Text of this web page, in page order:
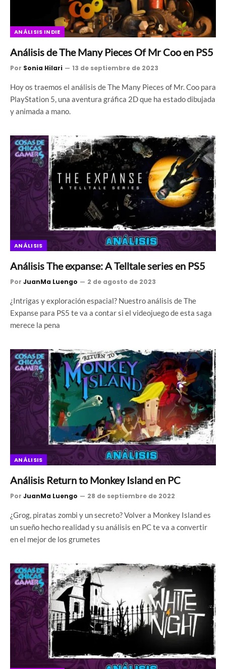
ANÁLISIS INDIE
Análisis de The Many Pieces Of Mr Coo en PS5
Por Sonia Hilari 13 de septiembre de 2023
Hoy os traemos el análisis de The Many Pieces of Mr. Coo para
PlayStation 5, una aventura gráfica 2D que ha estado dibujada
y animada a mano.
ANÁLISIS
Análisis The expanse: A Telltale series en PS5
Por JuanMa Luengo 2 de agosto de 2023
¿Intrigas y exploración espacial? Nuestro análisis de The
Expanse para PS5 te va a contar si el videojuego de esta saga
merece la pena
ANÁLISIS
Análisis Return to Monkey Island en PC
Por JuanMa Luengo 28 de septiembre de 2022
¿Grog, piratas zombi y un secreto? Volver a Monkey Island es
un sueño hecho realidad y su análisis en PC te va a convertir
en el mejor de los grumetes